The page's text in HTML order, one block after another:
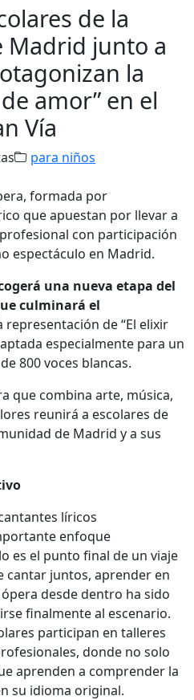
de la
Madrid junto a
la
amor” en el
Vía
para niños
formada por
que apuestan por llevar a
con participación
espectáculo en Madrid.
una nueva etapa del
culminará el
representación de “El elixir
especialmente para un
800 voces blancas.
que combina arte, música,
reunirá a escolares de
de Madrid y a sus
líricos
enfoque
es el punto final de un viaje
cantar juntos, aprender en
desde dentro ha sido
finalmente al escenario.
participan en talleres
donde no solo
aprenden a comprender la
su idioma original.